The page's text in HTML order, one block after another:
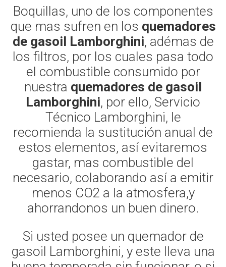
Boquillas, uno de los componentes
que mas sufren en los quemadores
de gasoil Lamborghini, adémas de
los filtros, por los cuales pasa todo
el combustible consumido por
nuestra quemadores de gasoil
Lamborghini, por ello, Servicio
Técnico Lamborghini, le
recomienda la sustitución anual de
estos elementos, así evitaremos
gastar, mas combustible del
necesario, colaborando así a emitir
menos CO2 a la atmosfera,y
ahorrandonos un buen dinero.
Si usted posee un quemador de
gasoil Lamborghini, y este lleva una